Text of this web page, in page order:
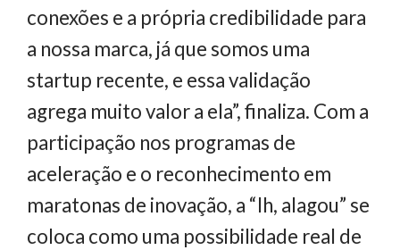
conexões e a própria credibilidade para
a nossa marca, já que somos uma
startup recente, e essa validação
agrega muito valor a ela”, finaliza. Com a
participação nos programas de
aceleração e o reconhecimento em
maratonas de inovação, a “Ih, alagou” se
coloca como uma possibilidade real de